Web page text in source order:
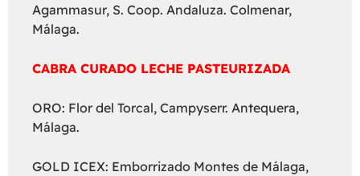
Agammasur, S. Coop. Andaluza. Colmenar,
Málaga.
CABRA CURADO LECHE PASTEURIZADA
ORO: Flor del Torcal, Campyserr. Antequera,
Málaga.
GOLD ICEX: Emborrizado Montes de Málaga,